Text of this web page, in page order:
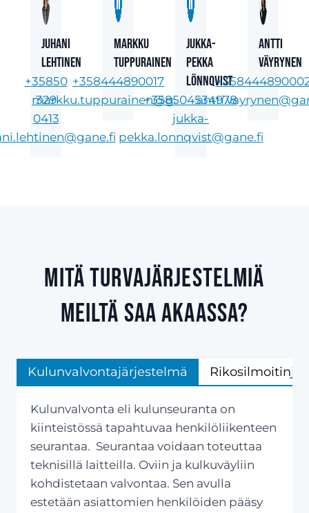
Juhani
Lehtinen
+35850
329
0413
Markku
Tuppurainen
+358444890017
markku.tuppurainen@gane.fi
Jukka-
Pekka
Lönnqvist
+358504534978
jukka-
pekka.lonnqvist@gane.fi
Antti
Väyrynen
Mitä turvajärjestelmiä
meiltä saa Akaassa?
Kulunvalvontajärjestelmä
Kulunvalvonta eli kulunseuranta on
kiinteistössä tapahtuvaa henkilöliikenteen
seurantaa. Seurantaa voidaan toteuttaa
teknisillä laitteilla. Oviin ja kulkuväyliin
kohdistetaan valvontaa. Sen avulla
estetään asiattomien henkilöiden pääsy